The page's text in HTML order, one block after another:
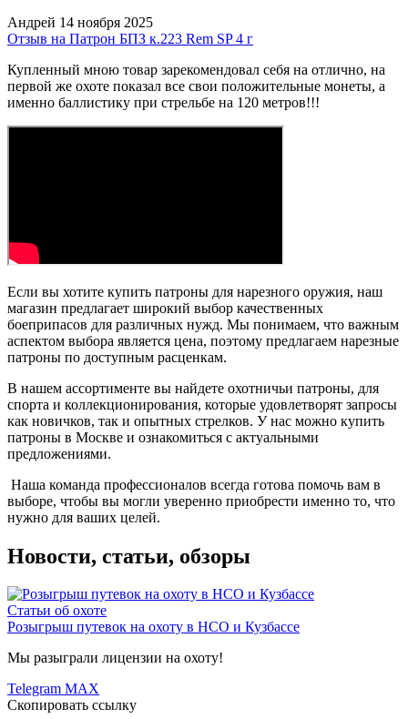
Андрей 14 ноября 2025
Отзыв на Патрон БПЗ к.223 Rem SP 4 г
Купленный мною товар зарекомендовал себя на отлично, на
первой же охоте показал все свои положительные монеты, а
именно баллистику при стрельбе на 120 метров!!!
Если вы хотите купить патроны для нарезного оружия, наш
магазин предлагает широкий выбор качественных
боеприпасов для различных нужд. Мы понимаем, что важным
аспектом выбора является цена, поэтому предлагаем нарезные
патроны по доступным расценкам.
В нашем ассортименте вы найдете охотничьи патроны, для
спорта и коллекционирования, которые удовлетворят запросы
как новичков, так и опытных стрелков. У нас можно купить
патроны в Москве и ознакомиться с актуальными
предложениями.
Наша команда профессионалов всегда готова помочь вам в
выборе, чтобы вы могли уверенно приобрести именно то, что
нужно для ваших целей.
Новости, статьи, обзоры
Статьи об охоте
Розыгрыш путевок на охоту в НСО и Кузбассе
Мы разыграли лицензии на охоту!
Telegram MAX
Скопировать ссылку